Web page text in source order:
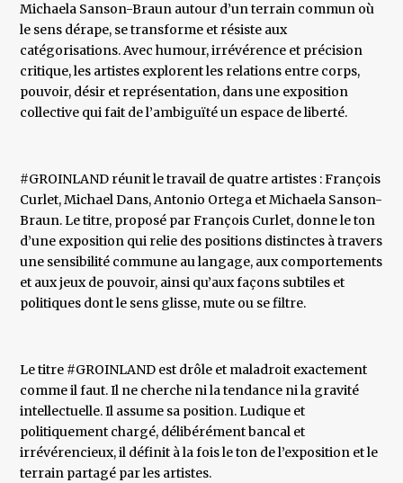
Michaela Sanson-Braun autour d’un terrain commun où
le sens dérape, se transforme et résiste aux
catégorisations. Avec humour, irrévérence et précision
critique, les artistes explorent les relations entre corps,
pouvoir, désir et représentation, dans une exposition
collective qui fait de l’ambiguïté un espace de liberté.
#GROINLAND réunit le travail de quatre artistes : François
Curlet, Michael Dans, Antonio Ortega et Michaela Sanson-
Braun. Le titre, proposé par François Curlet, donne le ton
d’une exposition qui relie des positions distinctes à travers
une sensibilité commune au langage, aux comportements
et aux jeux de pouvoir, ainsi qu’aux façons subtiles et
politiques dont le sens glisse, mute ou se filtre.
Le titre #GROINLAND est drôle et maladroit exactement
comme il faut. Il ne cherche ni la tendance ni la gravité
intellectuelle. Il assume sa position. Ludique et
politiquement chargé, délibérément bancal et
irrévérencieux, il définit à la fois le ton de l’exposition et le
terrain partagé par les artistes.